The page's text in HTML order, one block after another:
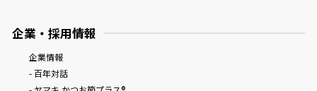
企業・採用情報
企業情報
- 百年対話